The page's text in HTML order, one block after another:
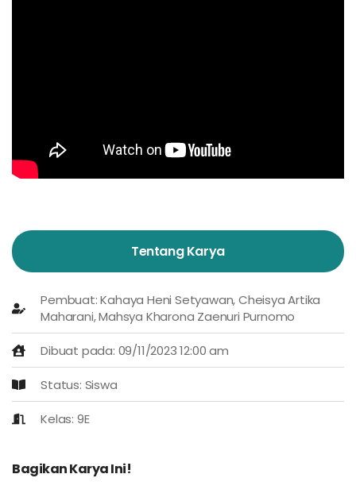
Tentang Karya
Pembuat: Kahaya Heni Setyawan, Cheisya Artika
Maharani, Mahsya Kharona Zaenuri Purnomo
Dibuat pada: 09/11/2023 12:00 am
Status: Siswa
Kelas: 9E
Bagikan Karya Ini!